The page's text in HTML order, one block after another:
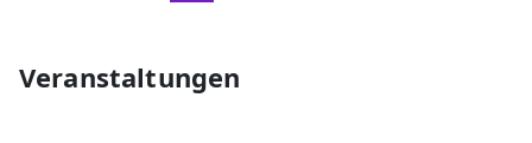
Veranstaltungen